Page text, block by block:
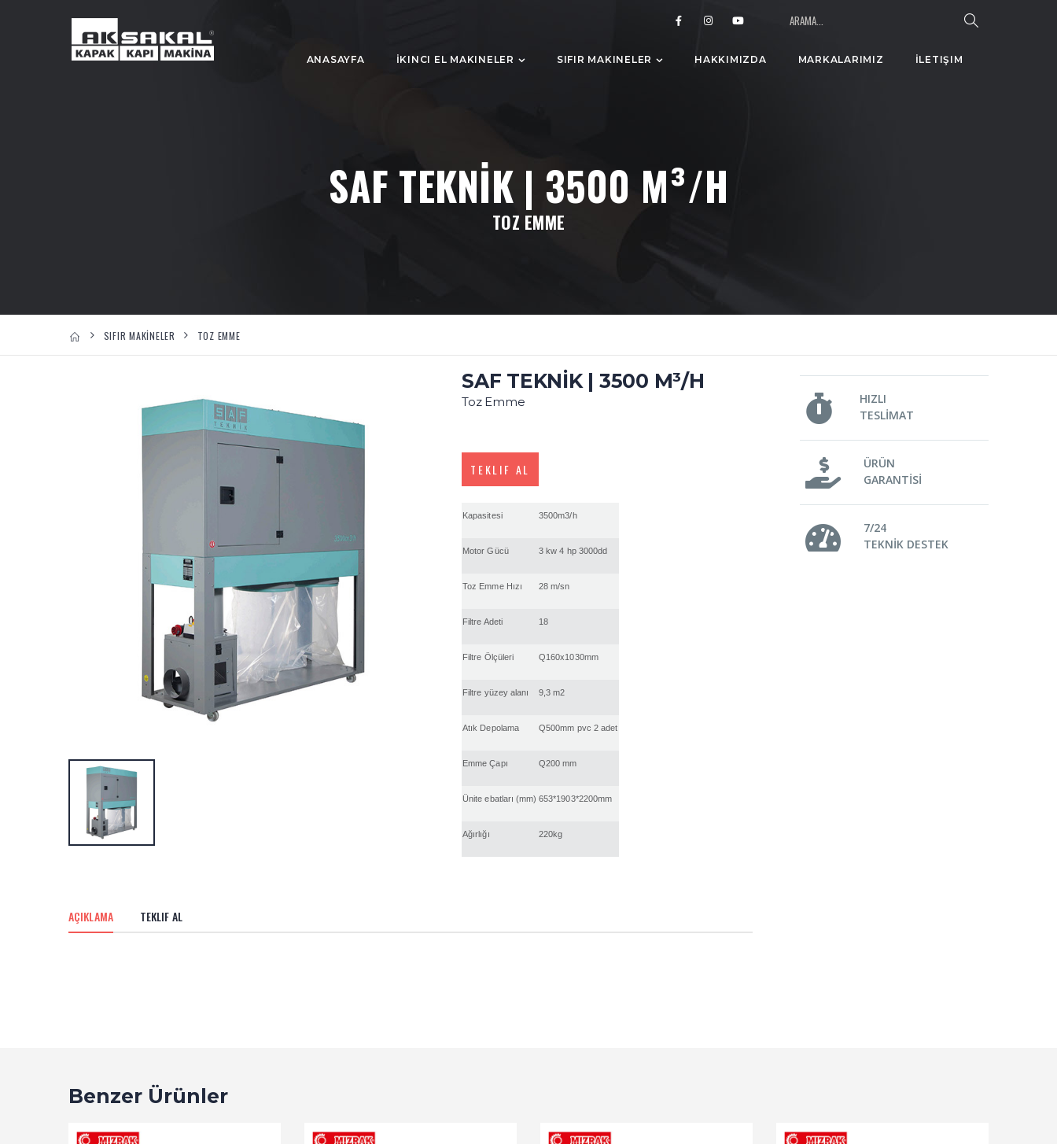
ANASAYFA İKINCI EL MAKINELER SIFIR MAKINELER HAKKIMIZDA MARKALARIMIZ İLETIŞIM
SAF TEKNİK | 3500 M³/H
TOZ EMME
SIFIR MAKİNELER TOZ EMME
SAF TEKNİK | 3500 M³/H
Toz Emme
TEKLIF AL
Kapasitesi 3500m3/h
Motor Gücü 3 kw 4 hp 3000dd
Toz Emme Hızı 28 m/sn
Filtre Adeti 18
Filtre Ölçüleri Q160x1030mm
Filtre yüzey alanı 9,3 m2
Atık Depolama Q500mm pvc 2 adet
Emme Çapı Q200 mm
Ünite ebatları (mm) 653*1903*2200mm
Ağırlığı 220kg
AÇIKLAMA TEKLIF AL
HIZLI
TESLİMAT
ÜRÜN
GARANTİSİ
7/24
TEKNİK DESTEK
Benzer Ürünler